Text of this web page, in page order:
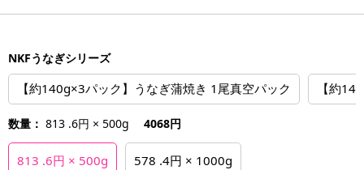
NKFうなぎシリーズ
【約140g×3パック】うなぎ蒲焼き 1尾真空パック 【約
数量： 813 .6円 × 500g 4068円
813 .6円 × 500g 578 .4円 × 1000g